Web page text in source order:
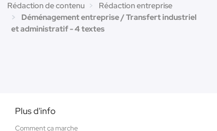
Rédaction de contenu
Rédaction entreprise
Déménagement entreprise / Transfert industriel
et administratif - 4 textes
Plus d'info
Comment ça marche